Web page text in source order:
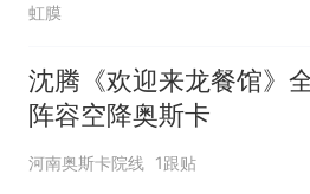
虹膜
沈腾《欢迎来龙餐馆》
阵容空降奥斯卡
河南奥斯卡院线 1跟贴